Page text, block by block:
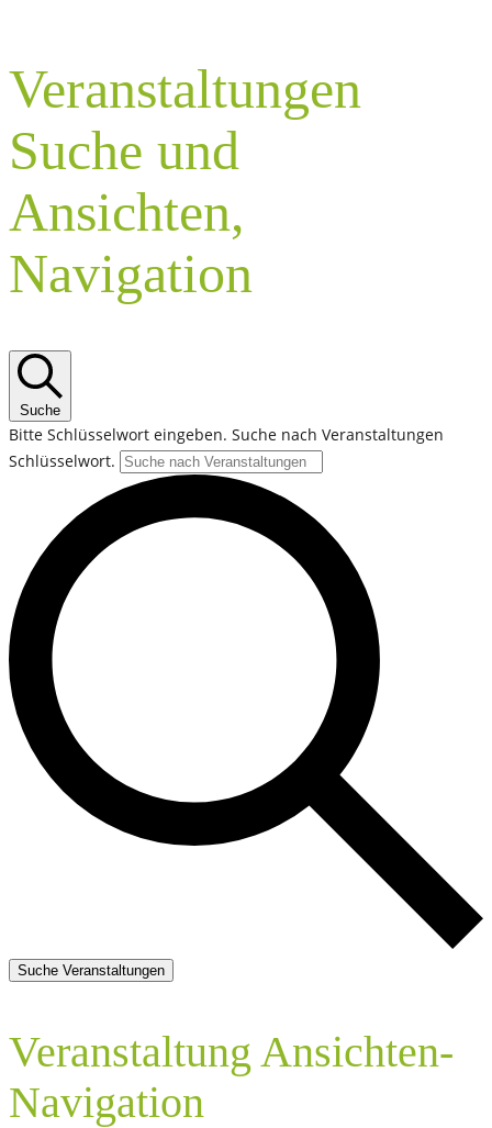
Veranstaltungen
Suche und
Ansichten,
Navigation
Suche
Bitte Schlüsselwort eingeben. Suche nach Veranstaltungen
Schlüsselwort.
Suche Veranstaltungen
Veranstaltung Ansichten-
Navigation